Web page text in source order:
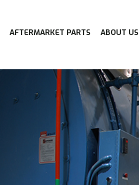
AFTERMARKET PARTS ABOUT US